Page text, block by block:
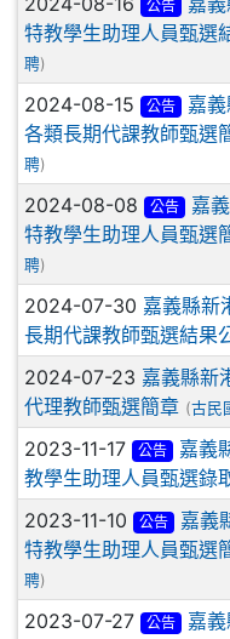
公告
特教學生助理人員甄選
聘)
2024-08-15 公告
嘉
各類長期代課教師甄選
聘)
2024-08-08 公告
嘉
特教學生助理人員甄選
聘)
2024-07-30 嘉義縣新
長期代課教師甄選結果
2024-07-23 嘉義縣新
代理教師甄選簡章 (古民
2023-11-17 公告
嘉義
教學生助理人員甄選錄
2023-11-10 公告
嘉義
特教學生助理人員甄選
聘)
2023-07-27 公告
嘉